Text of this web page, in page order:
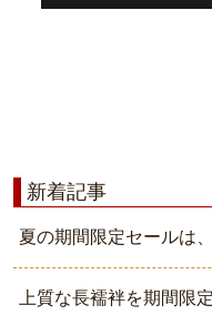
新着記事
夏の期間限定セールは
上質な長襦袢を期間限